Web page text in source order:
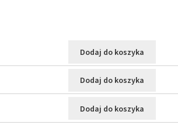
Dodaj do koszyka
Dodaj do koszyka
Dodaj do koszyka